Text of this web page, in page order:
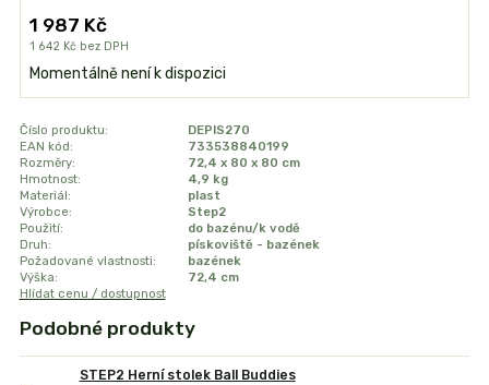
1 987 Kč
1 642 Kč bez DPH
Momentálně není k dispozici
Číslo produktu:
DEPIS270
EAN kód:
733538840199
Rozměry:
72,4 x 80 x 80 cm
Hmotnost:
4,9 kg
Materiál:
plast
Výrobce:
Step2
Použití:
do bazénu/k vodě
Druh:
pískoviště - bazének
Požadované vlastnosti:
bazének
Výška:
72,4 cm
Hlídat cenu / dostupnost
Podobné produkty
STEP2 Herní stolek Ball Buddies